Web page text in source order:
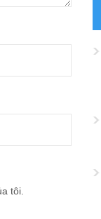
tôi.